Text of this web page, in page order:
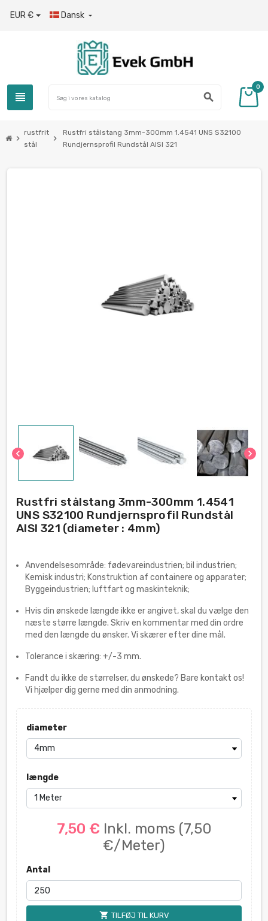
EUR € Dansk 
view_headline search
0
chevron_right
rustfrit
stål
chevron_right
Rustfri stålstang 3mm-300mm 1.4541 UNS S32100
Rundjernsprofil Rundstål AISI 321
chevron_left chevron_right
Rustfri stålstang 3mm-300mm 1.4541
UNS S32100 Rundjernsprofil Rundstål
AISI 321 (diameter : 4mm)
Anvendelsesområde: fødevareindustrien; bil industrien;
Kemisk industri; Konstruktion af containere og apparater;
Byggeindustrien; luftfart og maskinteknik;
Hvis din ønskede længde ikke er angivet, skal du vælge den
næste større længde. Skriv en kommentar med din ordre
med den længde du ønsker. Vi skærer efter dine mål.
Tolerance i skæring: +/-3 mm.
Fandt du ikke de størrelser, du ønskede? Bare kontakt os!
Vi hjælper dig gerne med din anmodning.
diameter
længde
7,50 € Inkl. moms (7,50
€/Meter)
Antal
shopping_cart TILFØJ TIL KURV